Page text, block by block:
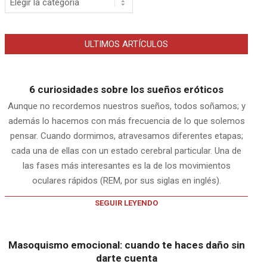
ULTIMOS ARTÍCULOS
6 curiosidades sobre los sueños eróticos
Aunque no recordemos nuestros sueños, todos soñamos; y
además lo hacemos con más frecuencia de lo que solemos
pensar. Cuando dormimos, atravesamos diferentes etapas;
cada una de ellas con un estado cerebral particular. Una de
las fases más interesantes es la de los movimientos
oculares rápidos (REM, por sus siglas en inglés).
SEGUIR LEYENDO
Masoquismo emocional: cuando te haces daño sin
darte cuenta